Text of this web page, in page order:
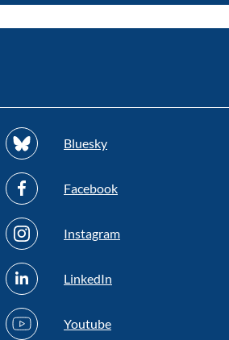
Bluesky
Facebook
Instagram
LinkedIn
Youtube